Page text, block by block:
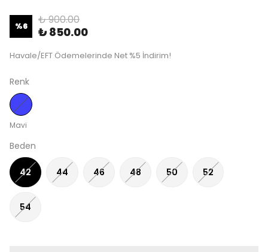
%6 ₺ 900.00
₺ 850.00
Havale/EFT Ödemelerinde Net %5 İndirim!
Renk
Mavi
Beden
42 44 46 48 50 52
54